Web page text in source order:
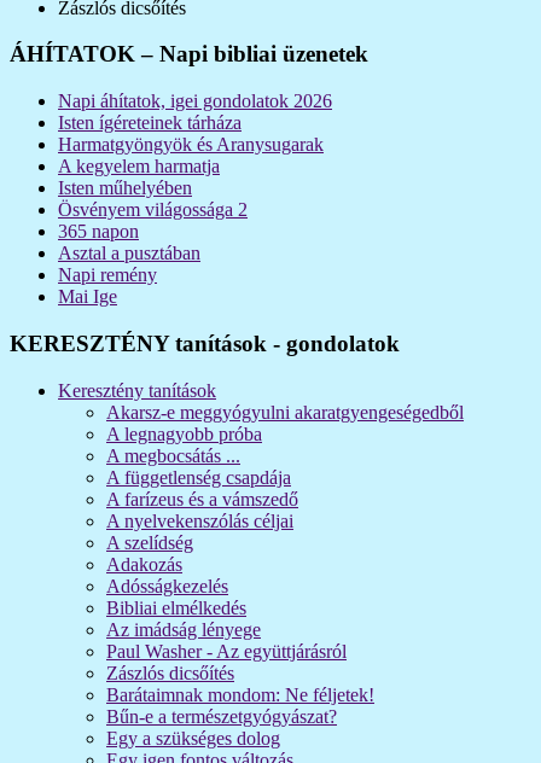
Zászlós dicsőítés
ÁHÍTATOK – Napi bibliai üzenetek
Napi áhítatok, igei gondolatok 2026
Isten ígéreteinek tárháza
Harmatgyöngyök és Aranysugarak
A kegyelem harmatja
Isten műhelyében
Ösvényem világossága 2
365 napon
Asztal a pusztában
Napi remény
Mai Ige
KERESZTÉNY tanítások - gondolatok
Keresztény tanítások
Akarsz-e meggyógyulni akaratgyengeségedből
A legnagyobb próba
A megbocsátás ...
A függetlenség csapdája
A farízeus és a vámszedő
A nyelvekenszólás céljai
A szelídség
Adakozás
Adósságkezelés
Bibliai elmélkedés
Az imádság lényege
Paul Washer - Az együttjárásról
Zászlós dicsőítés
Barátaimnak mondom: Ne féljetek!
Bűn-e a természetgyógyászat?
Egy a szükséges dolog